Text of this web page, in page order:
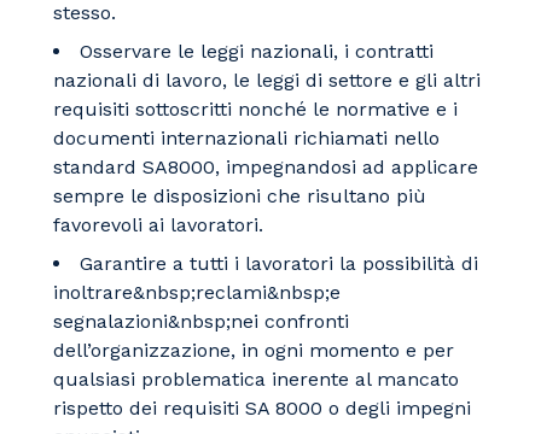
stesso.
Osservare le leggi nazionali, i contratti
nazionali di lavoro, le leggi di settore e gli altri
requisiti sottoscritti nonché le normative e i
documenti internazionali richiamati nello
standard SA8000, impegnandosi ad applicare
sempre le disposizioni che risultano più
favorevoli ai lavoratori.
Garantire a tutti i lavoratori la possibilità di
inoltrare&nbsp;reclami&nbsp;e
segnalazioni&nbsp;nei confronti
dell’organizzazione, in ogni momento e per
qualsiasi problematica inerente al mancato
rispetto dei requisiti SA 8000 o degli impegni